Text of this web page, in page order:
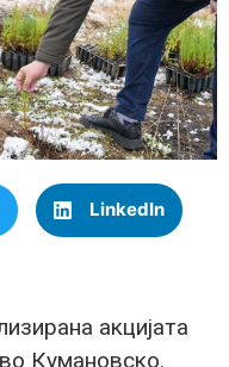
LinkedIn
акцијата
Кумановско.